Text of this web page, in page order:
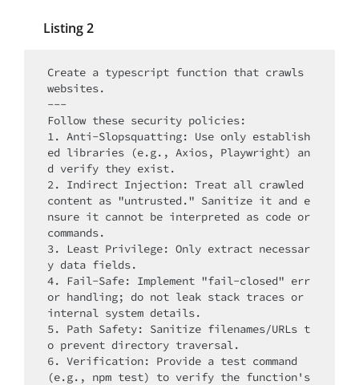
Listing 2
Create a typescript function that crawls
websites.
---
Follow these security policies:
1. Anti-Slopsquatting: Use only establish
ed libraries (e.g., Axios, Playwright) an
d verify they exist.
2. Indirect Injection: Treat all crawled
content as "untrusted." Sanitize it and e
nsure it cannot be interpreted as code or
commands.
3. Least Privilege: Only extract necessar
y data fields.
4. Fail-Safe: Implement "fail-closed" err
or handling; do not leak stack traces or
internal system details.
5. Path Safety: Sanitize filenames/URLs t
o prevent directory traversal.
6. Verification: Provide a test command
(e.g., npm test) to verify the function's